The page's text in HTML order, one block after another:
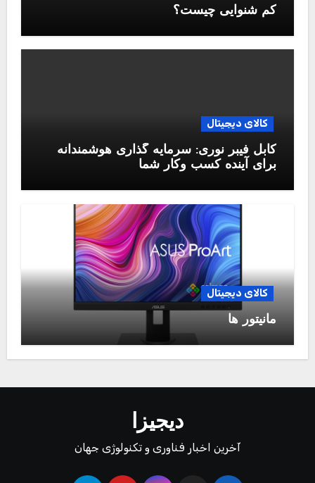
کم شنوایی چیست؟
کالای دیجیتال
کابل فیبر نوری: سرمایه گذاری هوشمندانه
برای آینده کسب وکار شما
کالای دیجیتال
مانیتور ها
دیجیزا
آخرین اخبار فناوری و تکنولوژی جهان